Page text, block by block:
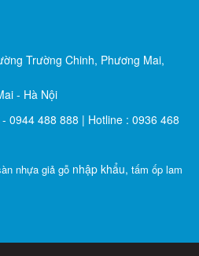
Trường Chinh, Phương Mai,
- Hà Nội
0944 488 888 | Hotline : 0936 468
nhựa giả gỗ nhập khẩu, tấm ốp lam